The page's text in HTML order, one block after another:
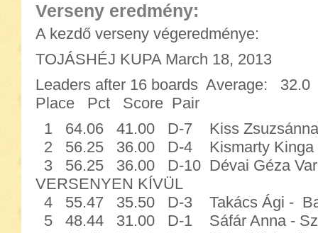
Verseny eredmény:
A kezdő verseny végeredménye:
TOJÁSHÉJ KUPA March 18, 2013
Leaders after 16 boards Average: 32.0
Place Pct Score Pair
1 64.06 41.00 D-7 Kiss Zsuzsánna
2 56.25 36.00 D-4 Kismarty Kinga
3 56.25 36.00 D-10 Dévai Géza
VERSENYEN KÍVÜL
4 55.47 35.50 D-3 Takács Ági -
5 48.44 31.00 D-1 Sáfár Anna -